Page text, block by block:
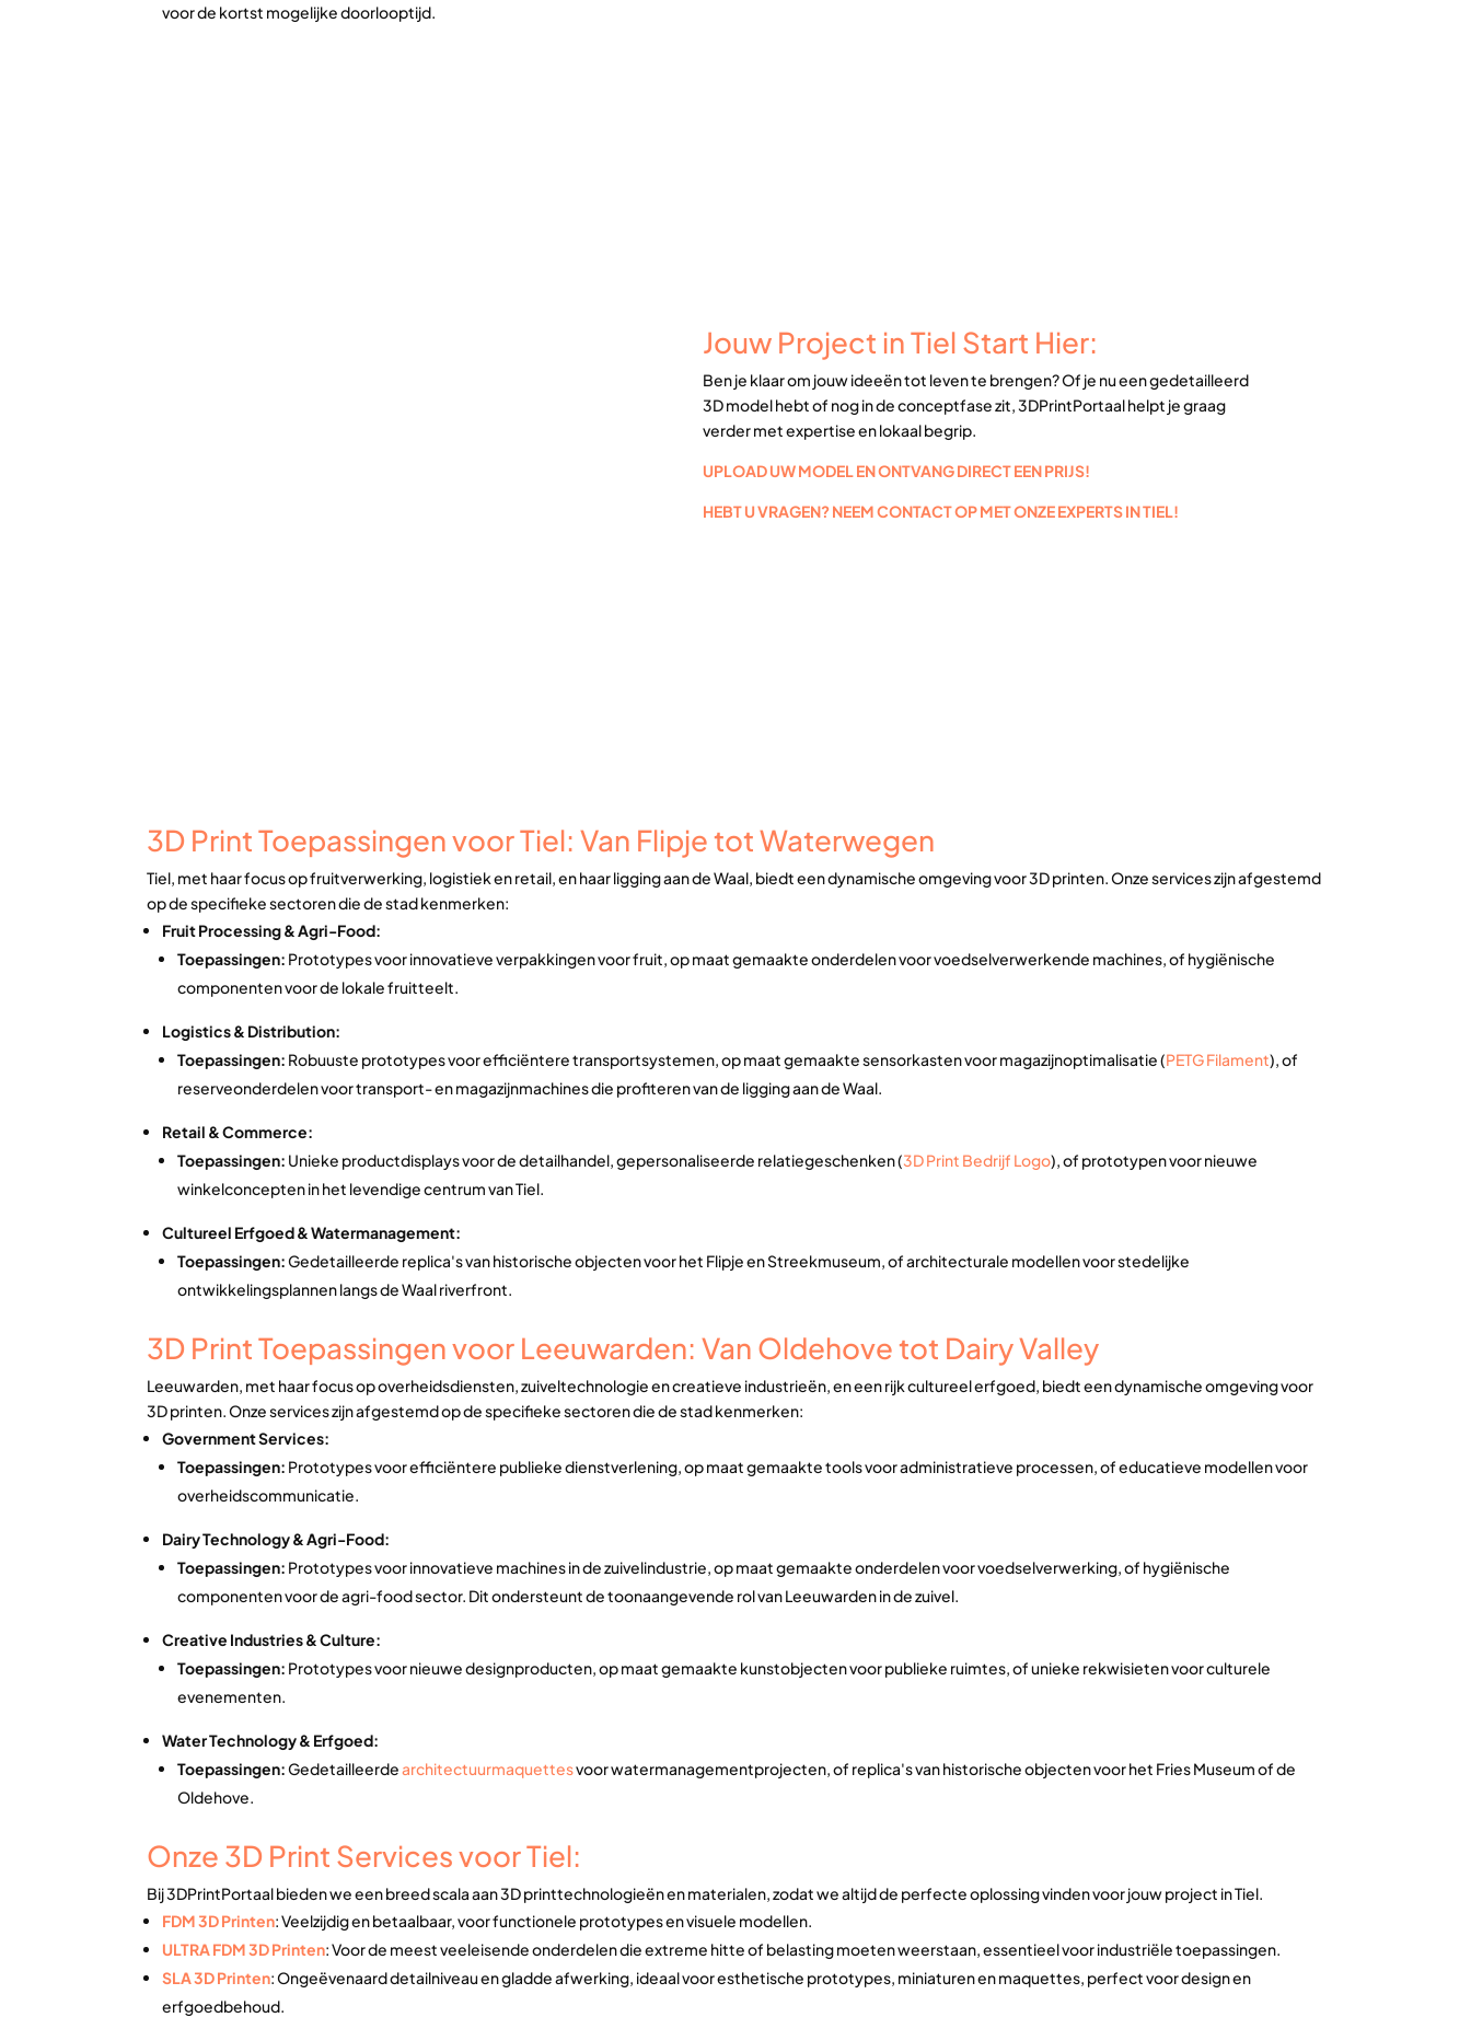
voor de kortst mogelijke doorlooptijd.
Jouw Project in Tiel Start Hier:
Ben je klaar om jouw ideeën tot leven te brengen? Of je nu een gedetailleerd
3D model hebt of nog in de conceptfase zit, 3DPrintPortaal helpt je graag
verder met expertise en lokaal begrip.
UPLOAD UW MODEL EN ONTVANG DIRECT EEN PRIJS!
HEBT U VRAGEN? NEEM CONTACT OP MET ONZE EXPERTS IN TIEL!
3D Print Toepassingen voor Tiel: Van Flipje tot Waterwegen
Tiel, met haar focus op fruitverwerking, logistiek en retail, en haar ligging aan de Waal, biedt een dynamische omgeving voor 3D printen. Onze services zijn afgestemd
op de specifieke sectoren die de stad kenmerken:
Fruit Processing & Agri-Food:
Toepassingen: Prototypes voor innovatieve verpakkingen voor fruit, op maat gemaakte onderdelen voor voedselverwerkende machines, of hygiënische
componenten voor de lokale fruitteelt.
Logistics & Distribution:
Toepassingen: Robuuste prototypes voor efficiëntere transportsystemen, op maat gemaakte sensorkasten voor magazijnoptimalisatie (PETG Filament), of
reserveonderdelen voor transport- en magazijnmachines die profiteren van de ligging aan de Waal.
Retail & Commerce:
Toepassingen: Unieke productdisplays voor de detailhandel, gepersonaliseerde relatiegeschenken (3D Print Bedrijf Logo), of prototypen voor nieuwe
winkelconcepten in het levendige centrum van Tiel.
Cultureel Erfgoed & Watermanagement:
Toepassingen:Gedetailleerde replica's van historische objecten voor het Flipje en Streekmuseum, of architecturale modellen voor stedelijke
ontwikkelingsplannen langs de Waal riverfront.
3D Print Toepassingen voor Leeuwarden: Van Oldehove tot Dairy Valley
Leeuwarden, met haar focus op overheidsdiensten, zuiveltechnologie en creatieve industrieën, en een rijk cultureel erfgoed, biedt een dynamische omgeving voor
3D printen. Onze services zijn afgestemd op de specifieke sectoren die de stad kenmerken:
Government Services:
Toepassingen: Prototypes voor efficiëntere publieke dienstverlening, op maat gemaakte tools voor administratieve processen, of educatieve modellen voor
overheidscommunicatie.
Dairy Technology & Agri-Food:
Toepassingen: Prototypes voor innovatieve machines in de zuivelindustrie, op maat gemaakte onderdelen voor voedselverwerking, of hygiënische
componenten voor de agri-food sector. Dit ondersteunt de toonaangevende rol van Leeuwarden in de zuivel.
Creative Industries & Culture:
Toepassingen: Prototypes voor nieuwe designproducten, op maat gemaakte kunstobjecten voor publieke ruimtes, of unieke rekwisieten voor culturele
evenementen.
Water Technology & Erfgoed:
Toepassingen:Gedetailleerdearchitectuurmaquettesvoor watermanagementprojecten, of replica's van historische objecten voor het Fries Museum of de
Oldehove.
Onze 3D Print Services voor Tiel:
Bij 3DPrintPortaal bieden we een breed scala aan 3D printtechnologieën en materialen, zodat we altijd de perfecte oplossing vinden voor jouw project in Tiel.
FDM 3D Printen: Veelzijdig en betaalbaar, voor functionele prototypes en visuele modellen.
ULTRA FDM 3D Printen: Voor de meest veeleisende onderdelen die extreme hitte of belasting moeten weerstaan, essentieel voor industriële toepassingen.
SLA 3D Printen: Ongeëvenaard detailniveau en gladde afwerking, ideaal voor esthetische prototypes, miniaturen en maquettes, perfect voor design en
erfgoedbehoud.